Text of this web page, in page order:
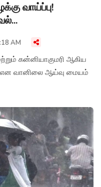
வாய்ப்பு!
AM
கன்னியாகுமரி ஆகிய
என வானிலை ஆய்வு மையம்